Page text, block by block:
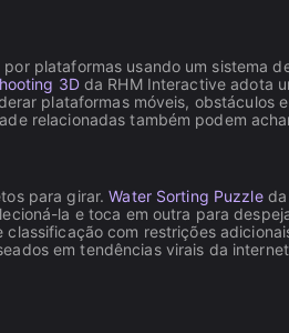
plataformas usando um sistema
3Dda RHM Interactive adota
plataformas móveis, obstáculos
relacionadas também podem
para girar.Water Sorting Puzzleda
la e toca em outra para
com restrições
em tendências virais da